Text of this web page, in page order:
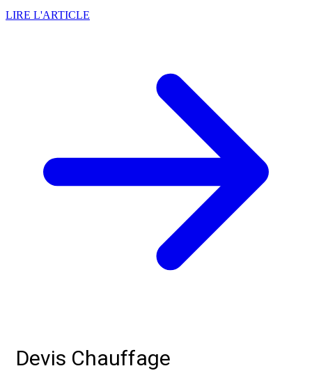
LIRE L'ARTICLE
Devis Chauffage